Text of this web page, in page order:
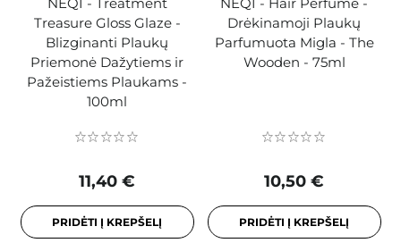
NEQI - Treatment
Treasure Gloss Glaze -
Blizginanti Plaukų
Priemonė Dažytiems ir
Pažeistiems Plaukams -
100ml
11,40 €
PRIDĖTI Į KREPŠELĮ
NEQI - Hair Perfume -
Drėkinamoji Plaukų
Parfumuota Migla - The
Wooden - 75ml
10,50 €
PRIDĖTI Į KREPŠELĮ